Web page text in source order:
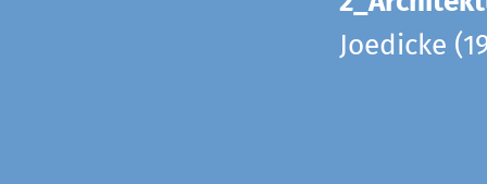
Joedicke